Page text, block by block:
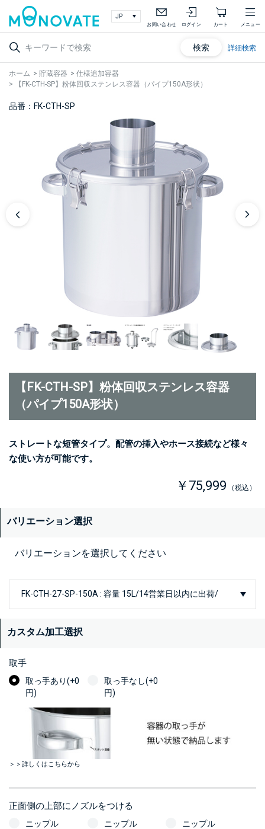
お問い合わせ ログイン カート メニュー
検索 詳細検索
ホーム > 貯蔵容器 > 仕様追加容器
>
【FK-CTH-SP】粉体回収ステンレス容器（パイプ150A形状）
品番：FK-CTH-SP
【FK-CTH-SP】粉体回収ステンレス容器
（パイプ150A形状）
ストレートな短管タイプ。配管の挿入やホース接続など様々
な使い方が可能です。
￥75,999 （税込）
バリエーション選択
バリエーションを選択してください
カスタム加工選択
取手
取っ手あり(+0
円)
取っ手なし(+0
円)
＞＞詳しくはこちらから
正面側の上部にノズルをつける
ニップル
ニップル
ニップル